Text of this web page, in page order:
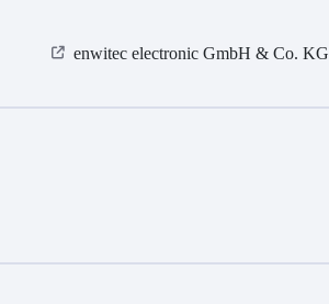
enwitec electronic GmbH & Co. KG